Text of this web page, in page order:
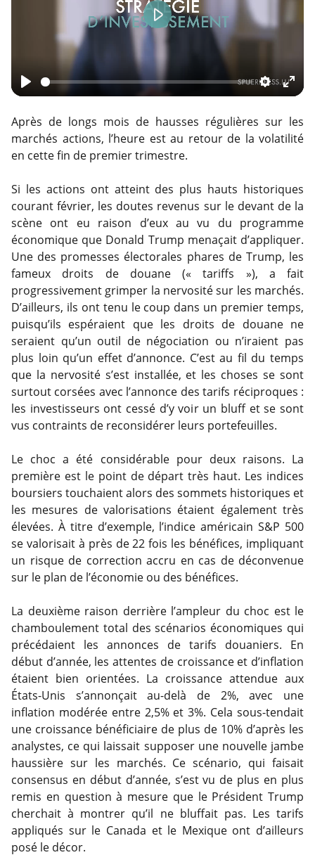
Play Settings
Play
Après de longs mois de hausses régulières sur les
marchés actions, l’heure est au retour de la volatilité
en cette fin de premier trimestre.
Si les actions ont atteint des plus hauts historiques
courant février, les doutes revenus sur le devant de la
scène ont eu raison d’eux au vu du programme
économique que Donald Trump menaçait d’appliquer.
Une des promesses électorales phares de Trump, les
fameux droits de douane (« tariffs »), a fait
progressivement grimper la nervosité sur les marchés.
D’ailleurs, ils ont tenu le coup dans un premier temps,
puisqu’ils espéraient que les droits de douane ne
seraient qu’un outil de négociation ou n’iraient pas
plus loin qu’un effet d’annonce. C’est au fil du temps
que la nervosité s’est installée, et les choses se sont
surtout corsées avec l’annonce des tarifs réciproques :
les investisseurs ont cessé d’y voir un bluff et se sont
vus contraints de reconsidérer leurs portefeuilles.
Le choc a été considérable pour deux raisons. La
première est le point de départ très haut. Les indices
boursiers touchaient alors des sommets historiques et
les mesures de valorisations étaient également très
élevées. À titre d’exemple, l’indice américain S&P 500
se valorisait à près de 22 fois les bénéfices, impliquant
un risque de correction accru en cas de déconvenue
sur le plan de l’économie ou des bénéfices.
La deuxième raison derrière l’ampleur du choc est le
chamboulement total des scénarios économiques qui
précédaient les annonces de tarifs douaniers. En
début d’année, les attentes de croissance et d’inflation
étaient bien orientées. La croissance attendue aux
États-Unis s’annonçait au-delà de 2%, avec une
inflation modérée entre 2,5% et 3%. Cela sous-tendait
une croissance bénéficiaire de plus de 10% d’après les
analystes, ce qui laissait supposer une nouvelle jambe
haussière sur les marchés. Ce scénario, qui faisait
consensus en début d’année, s’est vu de plus en plus
remis en question à mesure que le Président Trump
cherchait à montrer qu’il ne bluffait pas. Les tarifs
appliqués sur le Canada et le Mexique ont d’ailleurs
posé le décor.